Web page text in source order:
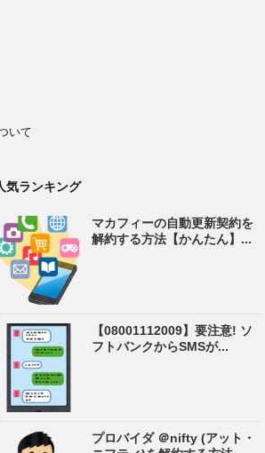
いて
気ランキング
マカフィーの自動更新契約を
解約する方法【かんたん】...
【08001112009】要注意! ソ
フトバンクからSMSが...
プロバイダ ＠nifty (アット・